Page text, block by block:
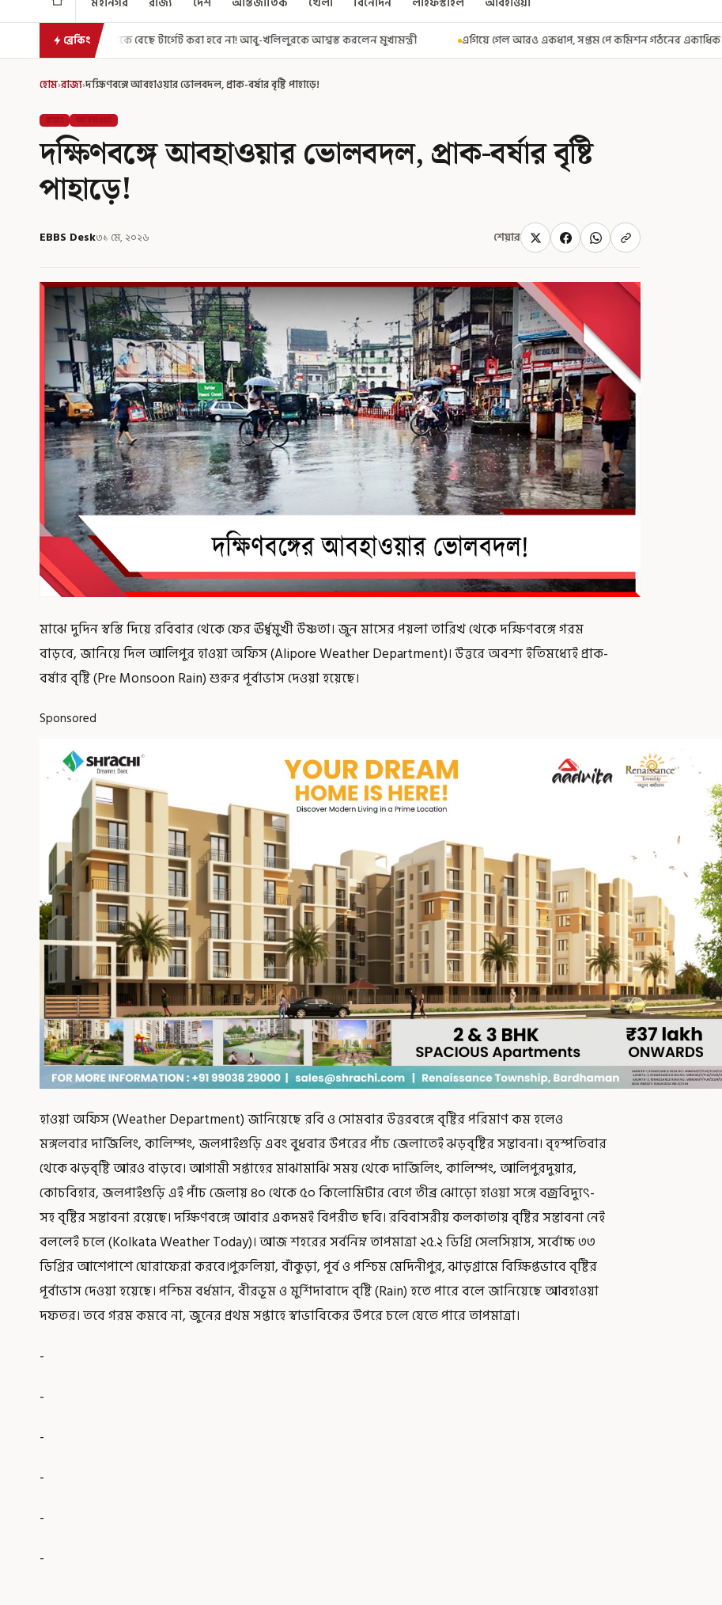
ব্রেকিং
টার্গেট করা হবে না! আবু-খলিলুরকে আশ্বস্ত করলেন মুখ্যমন্ত্রী এগিয়ে গেল আরও একধাপ, সপ্তম পে কমিশন গঠনের একাধিক শর্ত ঘোষণা করে বিজ্ঞপ্তি নবান্নের
হোম›রাজ্য›দক্ষিণবঙ্গে আবহাওয়ার ভোলবদল, প্রাক-বর্ষার বৃষ্টি পাহাড়ে!
রাজ্য আবহাওয়া
দক্ষিণবঙ্গে আবহাওয়ার ভোলবদল, প্রাক-বর্ষার বৃষ্টি
পাহাড়ে!
EBBS Desk৩১ মে, ২০২৬ শেয়ার
মাঝে দুদিন স্বস্তি দিয়ে রবিবার থেকে ফের ঊর্ধ্বমুখী উষ্ণতা। জুন মাসের পয়লা তারিখ থেকে দক্ষিণবঙ্গে গরম
বাড়বে, জানিয়ে দিল আলিপুর হাওয়া অফিস (Alipore Weather Department)। উত্তরে অবশ্য ইতিমধ্যেই প্রাক-
বর্ষার বৃষ্টি (Pre Monsoon Rain) শুরুর পূর্বাভাস দেওয়া হয়েছে।
Sponsored
হাওয়া অফিস (Weather Department) জানিয়েছে রবি ও সোমবার উত্তরবঙ্গে বৃষ্টির পরিমাণ কম হলেও
মঙ্গলবার দার্জিলিং, কালিম্পং, জলপাইগুড়ি এবং বুধবার উপরের পাঁচ জেলাতেই ঝড়বৃষ্টির সম্ভাবনা। বৃহস্পতিবার
থেকে ঝড়বৃষ্টি আরও বাড়বে। আগামী সপ্তাহের মাঝামাঝি সময় থেকে দার্জিলিং, কালিম্পং, আলিপুরদুয়ার,
কোচবিহার, জলপাইগুড়ি এই পাঁচ জেলায় ৪০ থেকে ৫০ কিলোমিটার বেগে তীব্র ঝোড়ো হাওয়া সঙ্গে বজ্রবিদ্যুৎ-
সহ বৃষ্টির সম্ভাবনা রয়েছে। দক্ষিণবঙ্গে আবার একদমই বিপরীত ছবি। রবিবাসরীয় কলকাতায় বৃষ্টির সম্ভাবনা নেই
বললেই চলে (Kolkata Weather Today)। আজ শহরের সর্বনিম্ন তাপমাত্রা ২৫.২ ডিগ্রি সেলসিয়াস, সর্বোচ্চ ৩৩
ডিগ্রির আশেপাশে ঘোরাফেরা করবে।পুরুলিয়া, বাঁকুড়া, পূর্ব ও পশ্চিম মেদিনীপুর, ঝাড়গ্রামে বিক্ষিপ্তভাবে বৃষ্টির
পূর্বাভাস দেওয়া হয়েছে। পশ্চিম বর্ধমান, বীরভূম ও মুর্শিদাবাদে বৃষ্টি (Rain) হতে পারে বলে জানিয়েছে আবহাওয়া
দফতর। তবে গরম কমবে না, জুনের প্রথম সপ্তাহে স্বাভাবিকের উপরে চলে যেতে পারে তাপমাত্রা।
-
-
-
-
-
-